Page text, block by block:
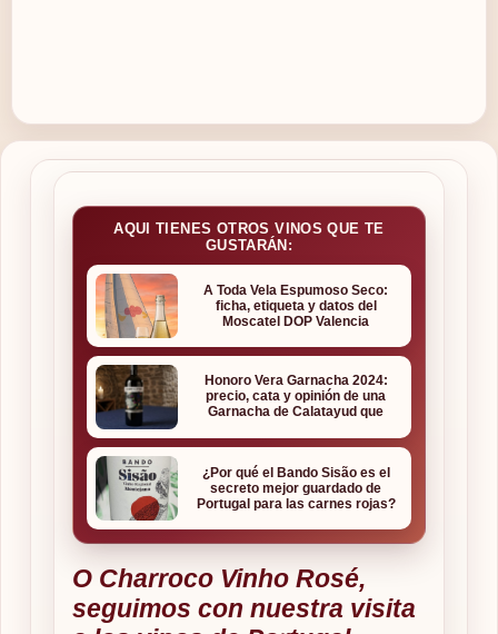
AQUI TIENES OTROS VINOS QUE TE
GUSTARÁN:
A Toda Vela Espumoso Seco:
ficha, etiqueta y datos del
Moscatel DOP Valencia
Honoro Vera Garnacha 2024:
precio, cata y opinión de una
Garnacha de Calatayud que
¿Por qué el Bando Sisão es el
secreto mejor guardado de
Portugal para las carnes rojas?
O Charroco Vinho Rosé,
seguimos con nuestra visita